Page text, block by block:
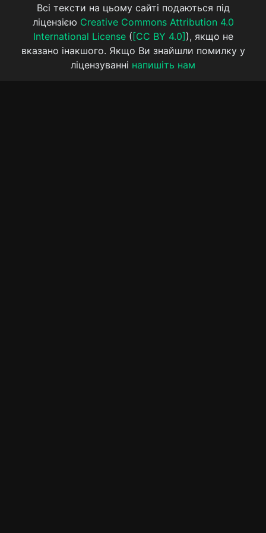
Всі тексти на цьому сайті подаються під
ліцензією Creative Commons Attribution 4.0
International License( [CC BY 4.0] ), якщо не
вказано інакшого. Якщо Ви знайшли помилку у
ліцензуванні напишіть нам